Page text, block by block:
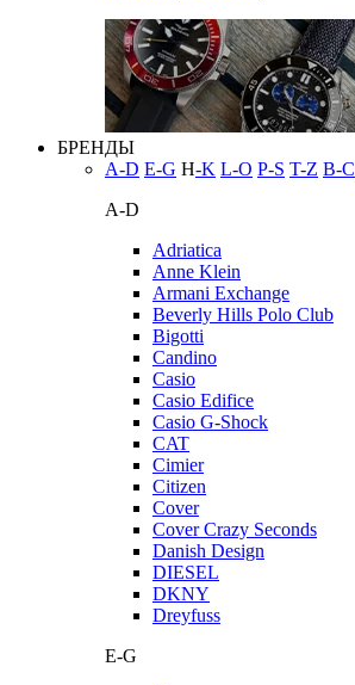
БРЕНДЫ
A-D E-G H-K L-O P-S T-Z В-С
A-D
Adriatica
Anne Klein
Armani Exchange
Beverly Hills Polo Club
Bigotti
Candino
Casio
Casio Edifice
Casio G-Shock
CAT
Cimier
Citizen
Cover
Cover Crazy Seconds
Danish Design
DIESEL
DKNY
Dreyfuss
E-G